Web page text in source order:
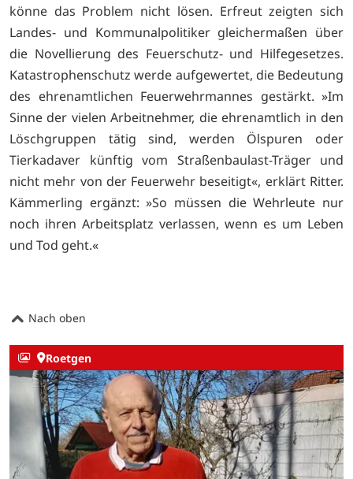
könne das Problem nicht lösen. Erfreut zeigten sich
Landes- und Kommunalpolitiker gleichermaßen über
die Novellierung des Feuerschutz- und Hilfegesetzes.
Katastrophenschutz werde aufgewertet, die Bedeutung
des ehrenamtlichen Feuerwehrmannes gestärkt. »Im
Sinne der vielen Arbeitnehmer, die ehrenamtlich in den
Löschgruppen tätig sind, werden Ölspuren oder
Tierkadaver künftig vom Straßenbaulast-Träger und
nicht mehr von der Feuerwehr beseitigt«, erklärt Ritter.
Kämmerling ergänzt: »So müssen die Wehrleute nur
noch ihren Arbeitsplatz verlassen, wenn es um Leben
und Tod geht.«
Nach oben
Roetgen